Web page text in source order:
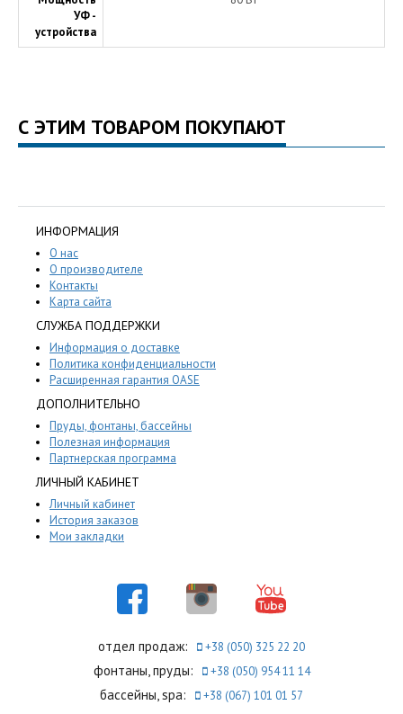
УФ -
устройства
С ЭТИМ ТОВАРОМ ПОКУПАЮТ
ИНФОРМАЦИЯ
О нас
О производителе
Контакты
Карта сайта
СЛУЖБА ПОДДЕРЖКИ
Информация о доставке
Политика конфиденциальности
Расширенная гарантия OASE
ДОПОЛНИТЕЛЬНО
Пруды, фонтаны, бассейны
Полезная информация
Партнерская программа
ЛИЧНЫЙ КАБИНЕТ
Личный кабинет
История заказов
Мои закладки
отдел продаж: +38 (050) 325 22 20
фонтаны, пруды: +38 (050) 954 11 14
бассейны, spa: +38 (067) 101 01 57